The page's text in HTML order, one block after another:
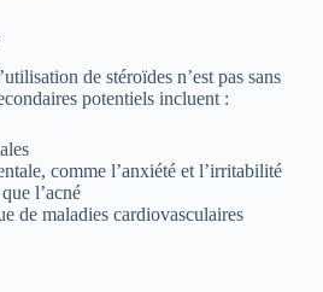
de stéroïdes n’est pas sans
potentiels incluent :
comme l’anxiété et l’irritabilité
l’acné
de maladies cardiovasculaires